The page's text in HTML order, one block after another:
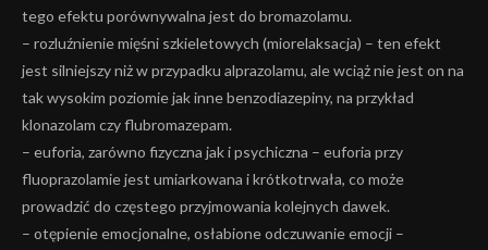
tego efektu porównywalna jest do bromazolamu.
– rozluźnienie mięśni szkieletowych (miorelaksacja) – ten efekt
jest silniejszy niż w przypadku alprazolamu, ale wciąż nie jest on na
tak wysokim poziomie jak inne benzodiazepiny, na przykład
klonazolam czy flubromazepam.
– euforia, zarówno fizyczna jak i psychiczna – euforia przy
fluoprazolamie jest umiarkowana i krótkotrwała, co może
prowadzić do częstego przyjmowania kolejnych dawek.
– otępienie emocjonalne, osłabione odczuwanie emocji –